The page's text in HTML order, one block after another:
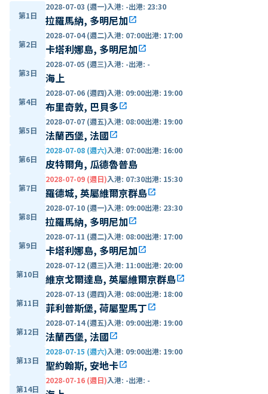
第1日
2028-07-03 (週一)入港: -出港: 23:30
拉羅馬納, 多明尼加open_in_new
第2日
2028-07-04 (週二)入港: 07:00出港: 17:00
卡塔利娜島, 多明尼加open_in_new
第3日
2028-07-05 (週三)入港: -出港: -
海上
第4日
2028-07-06 (週四)入港: 09:00出港: 19:00
布里奇敦, 巴貝多open_in_new
第5日
2028-07-07 (週五)入港: 08:00出港: 19:00
法蘭西堡, 法國open_in_new
第6日
2028-07-08 (週六)入港: 07:00出港: 16:00
皮特爾角, 瓜德魯普島
第7日
2028-07-09 (週日)入港: 07:30出港: 15:30
羅德城, 英屬維爾京群島open_in_new
第8日
2028-07-10 (週一)入港: 09:00出港: 23:30
拉羅馬納, 多明尼加open_in_new
第9日
2028-07-11 (週二)入港: 08:00出港: 17:00
卡塔利娜島, 多明尼加open_in_new
第10日
2028-07-12 (週三)入港: 11:00出港: 20:00
維京戈爾達島, 英屬維爾京群島open_in_new
第11日
2028-07-13 (週四)入港: 08:00出港: 18:00
菲利普斯堡, 荷屬聖馬丁open_in_new
第12日
2028-07-14 (週五)入港: 09:00出港: 19:00
法蘭西堡, 法國open_in_new
第13日
2028-07-15 (週六)入港: 09:00出港: 19:00
聖約翰斯, 安地卡open_in_new
第14日
2028-07-16 (週日)入港: -出港: -